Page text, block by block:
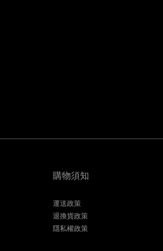
購物須知
運送政策
退換貨政策
隱私權政策